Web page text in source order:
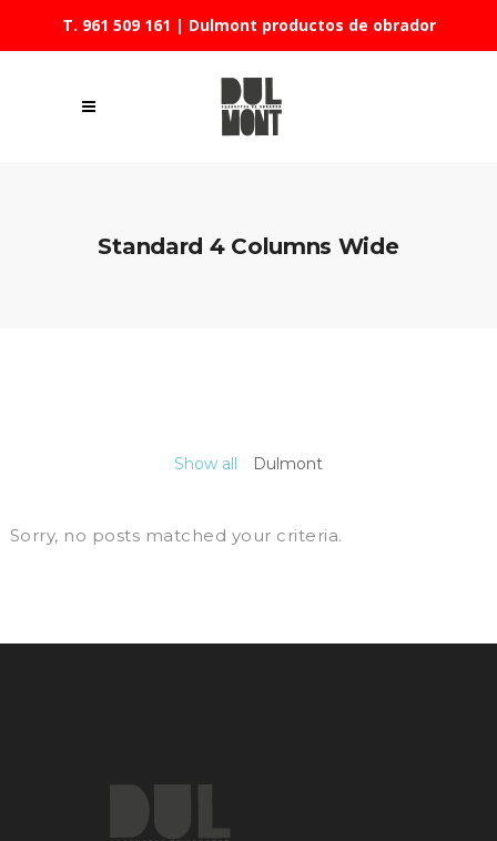
T. 961 509 161 | Dulmont productos de obrador
Standard 4 Columns Wide
Show all Dulmont
Sorry, no posts matched your criteria.